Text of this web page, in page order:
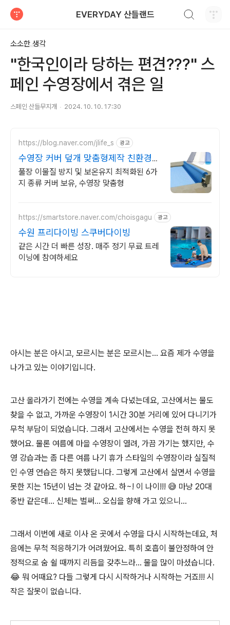
EVERYDAY 산들랜드
소소한 생각
"한국인이라 당하는 편견???" 스
페인 수영장에서 겪은 일
스페인 산들무지개 2024. 10. 10. 17:30
https://blog.naver.com/jlife_s 광고
수영장 커버 덮개 맞춤형제작 친환경
슬레이트 ROSH인증
풀장 이물질 방지 및 보온유지 최적화된 6가
지 종류 커버 보유, 수영장 맞춤형
https://smartstore.naver.com/choisgagu 광고
수원 프리다이빙 스쿠버다이빙
같은 시간 더 빠른 성장. 매주 정기 무료 트레
이닝에 참여하세요
아시는 분은 아시고, 모르시는 분은 모르시는... 요즘 제가 수영을
나가고 있는 이야기입니다.
고산 올라가기 전에는 수영을 계속 다녔는데요, 고산에서는 물도
찾을 수 없고, 가까운 수영장이 1시간 30분 거리에 있어 다니기가
무척 부담이 되었습니다. 그래서 고산에서는 수영을 전혀 하지 못
했어요. 물론 여름에 마을 수영장이 열려, 가끔 가기는 했지만, 수
영 강습과는 좀 다른 여름 나기 휴가 스타일의 수영장이라 실질적
인 수영 연습은 하지 못했답니다. 그렇게 고산에서 살면서 수영을
못한 지는 15년이 넘는 것 같아요. 하~! 이 나이!!! 😅 마냥 20대
중반 같은데... 신체는 벌써... 오십을 향해 가고 있으니...
그래서 이번에 새로 이사 온 곳에서 수영을 다시 시작하는데요, 처
음에는 무척 적응하기가 어려웠어요. 특히 호흡이 불안정하여 안
정적으로 숨 쉴 때까지 리듬을 갖추느라... 물을 많이 마셨습니다.
😂 뭐 어때요? 다들 그렇게 다시 시작하거나 시작하는 거죠!!! 시
작은 잘못이 없습니다.